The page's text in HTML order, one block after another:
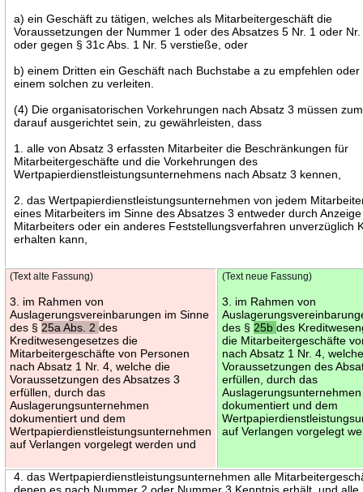
a) ein Geschäft zu tätigen, welches als Mitarbeitergeschäft die
Voraussetzungen der Nummer 1 oder des Absatzes 5 Nr. 1 oder
oder gegen § 31c Abs. 1 Nr. 5 verstieße, oder
b) einem Dritten ein Geschäft nach Buchstabe a zu empfehlen oder
einem solchen zu verleiten.
(4) Die organisatorischen Vorkehrungen nach Absatz 3 müssen
darauf ausgerichtet sein, zu gewährleisten, dass
1. alle von Absatz 3 erfassten Mitarbeiter die Beschränkungen für
Mitarbeitergeschäfte und die Vorkehrungen des
Wertpapierdienstleistungsunternehmens nach Absatz 3 kennen,
2. das Wertpapierdienstleistungsunternehmen von jedem
eines Mitarbeiters im Sinne des Absatzes 3 entweder durch
Mitarbeiters oder ein anderes Feststellungsverfahren unverzüglich
erhalten kann,
(Text alte Fassung)
3. im Rahmen von
Auslagerungsvereinbarungen im Sinne
des § 25a Abs. 2des
Kreditwesengesetzes die
Mitarbeitergeschäfte von Personen
nach Absatz 1 Nr. 4, welche die
Voraussetzungen des Absatzes 3
erfüllen, durch das
Auslagerungsunternehmen
dokumentiert und dem
Wertpapierdienstleistungsunternehmen
auf Verlangen vorgelegt werden und
(Text neue Fassung)
3. im Rahmen von
des § 25bdes
die Mitarbeitergeschäfte
nach Absatz 1 Nr. 4,
Voraussetzungen des
erfüllen, durch das
Auslagerungsunternehmen
dokumentiert und dem
auf Verlangen vorgelegt
4. das Wertpapierdienstleistungsunternehmen alle
denen es nach Nummer 2 oder Nummer 3 Kenntnis erhält, und alle